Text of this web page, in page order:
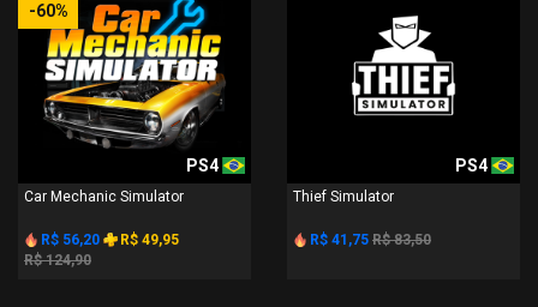
-60%
PS4
Car Mechanic Simulator
R$ 56,20
R$ 49,95
R$ 124,90
PS4
Thief Simulator
R$ 41,75 R$ 83,50